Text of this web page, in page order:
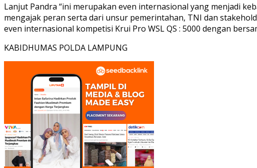
Lanjut Pandra “ini merupakan even internasional yang menjadi
mengajak peran serta dari unsur pemerintahan, TNI dan
even internasional kompetisi Krui Pro WSL QS : 5000 dengan
KABIDHUMAS POLDA LAMPUNG